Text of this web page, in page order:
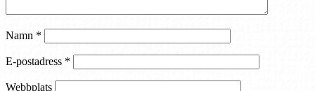
Namn *
E-postadress *
Webbplats